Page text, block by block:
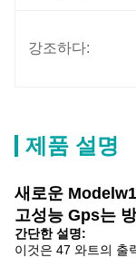
강조하다:
제품 설명
새로운
고성능 Gps는
간단한 설명:
이것은 47 와트의 출